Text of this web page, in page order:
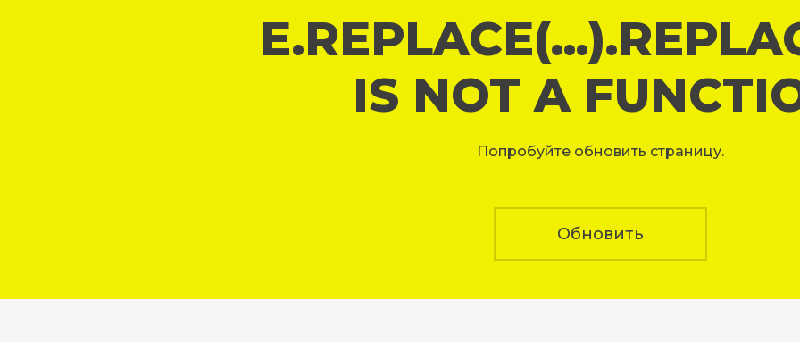
IS NOT A
Попробуйте обновить страницу.
Обновить